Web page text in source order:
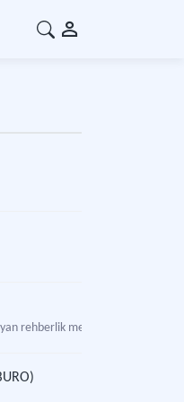
rehberlik meslek kuruluşları